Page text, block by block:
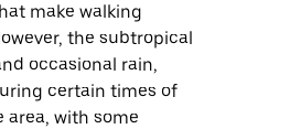
make walking
the subtropical
occasional rain,
certain times of
area, with some